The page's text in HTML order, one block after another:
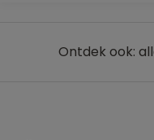
Ontdek ook: